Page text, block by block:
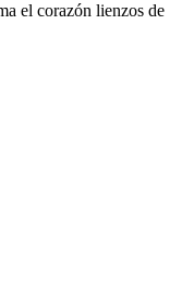
el corazón lienzos de